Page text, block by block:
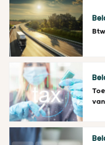
Lees meer
Lees meer